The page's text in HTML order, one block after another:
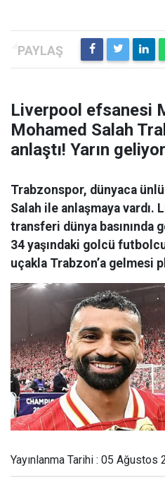
Liverpool efsanesi
Mohamed Salah
anlaştı! Yarın geliyor
Trabzonspor, dünyaca ünlü
Salah ile anlaşmaya
transferi dünya basınında
34 yaşındaki golcü
uçakla Trabzon’a gelmesi
Yayınlanma Tarihi : 05 Ağustos